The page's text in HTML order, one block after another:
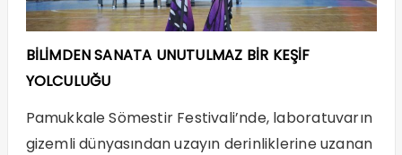
BİLİMDEN SANATA UNUTULMAZ BİR KEŞİF
YOLCULUĞU
Pamukkale Sömestir Festivali’nde, laboratuvarın
gizemli dünyasından uzayın derinliklerine uzanan